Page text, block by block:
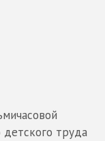
детского труда